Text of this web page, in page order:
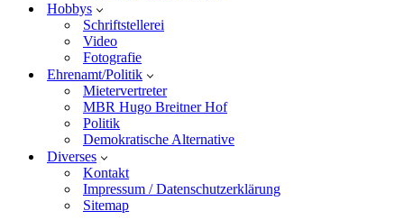
Hobbys
Schriftstellerei
Video
Fotografie
Ehrenamt/Politik
Mietervertreter
MBR Hugo Breitner Hof
Politik
Demokratische Alternative
Diverses
Kontakt
Impressum / Datenschutzerklärung
Sitemap